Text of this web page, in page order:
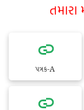
તમારા
પત્રક-A